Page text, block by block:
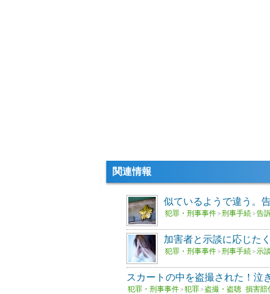
関連情報
似ているようで違う。
犯罪・刑事事件 > 刑事手続 > 告
加害者と示談に応じた
犯罪・刑事事件 > 刑事手続 > 示談
スカートの中を盗撮された！泣
犯罪・刑事事件 > 犯罪 > 盗撮・盗聴 損害賠